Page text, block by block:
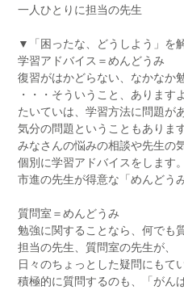
一人ひとりに担当の先生
▼「困ったな、どうしよう」を
学習アドバイス＝めんどうみ
復習がはかどらない、なかなか
・・・そういうこと、あります
たいていは、学習方法に問題が
気分の問題ということもあります
みなさんの悩みの相談や先生の
個別に学習アドバイスをします。
市進の先生が得意な「めんどう
質問室＝めんどうみ
勉強に関することなら、何でも
担当の先生、質問室の先生が、
日々のちょっとした疑問にもて
積極的に質問するのも、「がん